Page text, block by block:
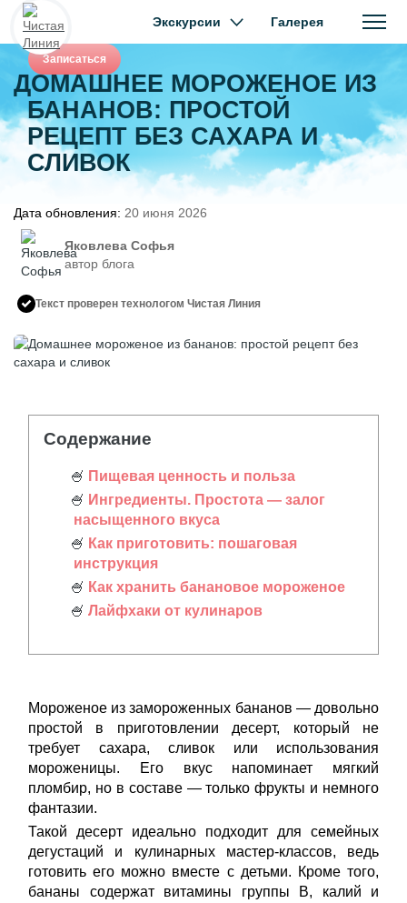
Экскурсии Галерея
Записаться
ДОМАШНЕЕ МОРОЖЕНОЕ ИЗ
БАНАНОВ: ПРОСТОЙ
РЕЦЕПТ БЕЗ САХАРА И
СЛИВОК
Дата обновления: 20 июня 2026
Яковлева Софья
автор блога
Текст проверен технологом Чистая Линия
Содержание
Пищевая ценность и польза
Ингредиенты. Простота — залог
насыщенного вкуса
Как приготовить: пошаговая
инструкция
Как хранить банановое мороженое
Лайфхаки от кулинаров
Мороженое из замороженных бананов — довольно
простой в приготовлении десерт, который не
требует сахара, сливок или использования
мороженицы. Его вкус напоминает мягкий
пломбир, но в составе — только фрукты и немного
фантазии.
Такой десерт идеально подходит для семейных
дегустаций и кулинарных мастер-классов, ведь
готовить его можно вместе с детьми. Кроме того,
бананы содержат витамины группы B, калий и